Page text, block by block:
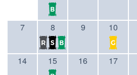
7 8 9 10
14 15 16 17